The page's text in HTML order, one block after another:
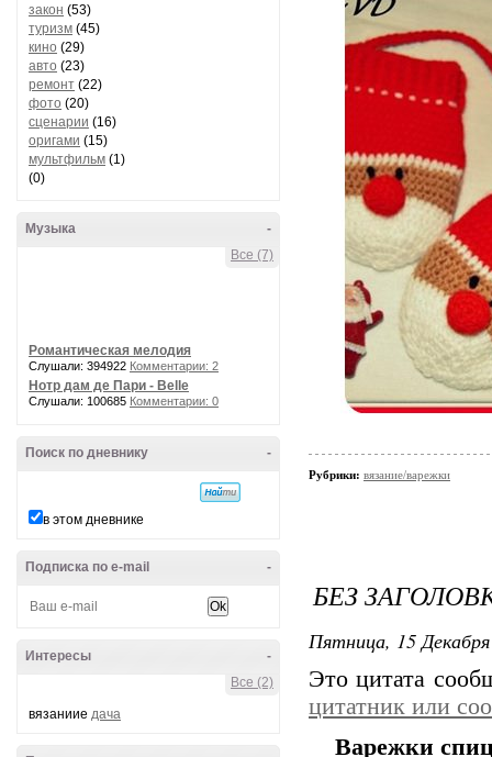
закон (53)
туризм (45)
кино (29)
авто (23)
ремонт (22)
фото (20)
сценарии (16)
оригами (15)
мультфильм (1)
(0)
-
Музыка
Все (7)
Романтическая мелодия
Слушали: 394922 Комментарии: 2
Нотр дам де Пари - Belle
Слушали: 100685 Комментарии: 0
-
Поиск по дневнику
в этом дневнике
-
Подписка по e-mail
-
Интересы
Все (2)
вязаниие дача
Рубрики: вязание/варежки
БЕЗ
Пятница, 15
Это цитата
цитатник или
Варежки